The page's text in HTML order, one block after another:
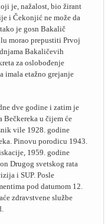
je, nažalost, bio žirant
i Čekonjić ne može da
je gosn Bakalič
morao prepustiti Prvoj
Bakaličevih
za oslobođenje
imala etažno grejanje
dve godine i zatim je
u čijem će
vile 1928. godine
Pinovu porodicu 1943.
1959. godine
Drugog svetskog rata
i SUP. Posle
pod datumom 12.
zdravstvene službe